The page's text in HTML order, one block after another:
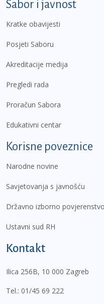
Sabor i javnost
Kratke obavijesti
Posjeti Saboru
Akreditacije medija
Pregledi rada
Proračun Sabora
Edukativni centar
Korisne poveznice
Narodne novine
Savjetovanja s javnošću
Državno izborno povjerenstvo
Ustavni sud RH
Kontakt
Ilica 256B, 10 000 Zagreb
Tel.: 01/45 69 222